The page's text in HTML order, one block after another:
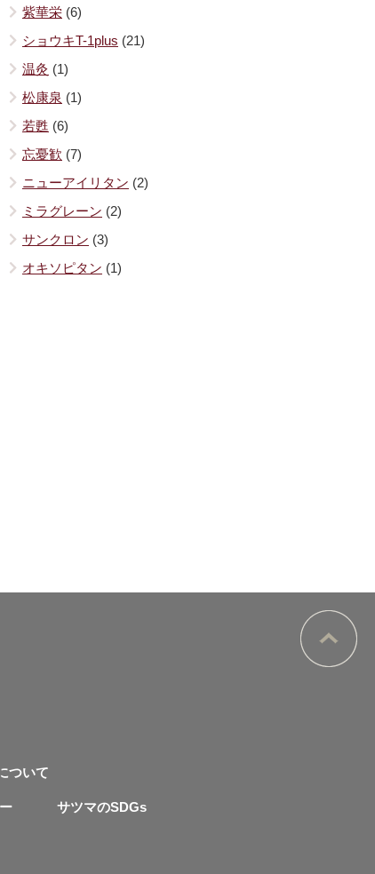
紫華栄 (6)
ショウキT-1plus (21)
温灸 (1)
松康泉 (1)
若甦 (6)
忘憂歓 (7)
ニューアイリタン (2)
ミラグレーン (2)
サンクロン (3)
オキソピタン (1)
ついて
サツマのSDGs